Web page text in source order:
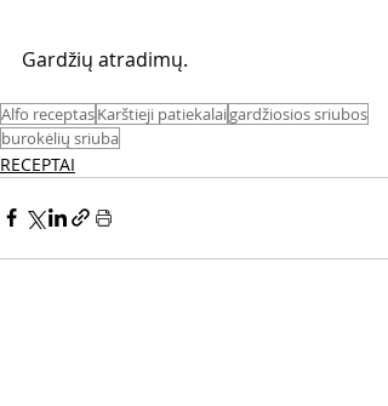
Gardžių atradimų.
Alfo receptasKarštieji patiekalaigardžiosios sriubos
burokėlių sriuba
RECEPTAI